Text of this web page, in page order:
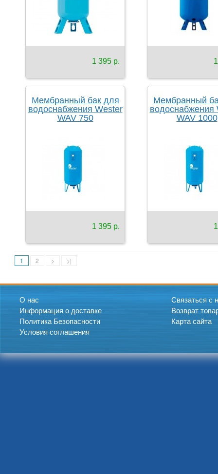
1 395 р.
Мембранный бак для
водоснабжения Wester
WAV 750
1 395 р.
Мембранный
водоснабжения
WAV 1000
1 2 > >|
О нас
Информация о доставке
Политика Безопасности
Условия соглашения
Связаться с
Возврат
Карта сайта